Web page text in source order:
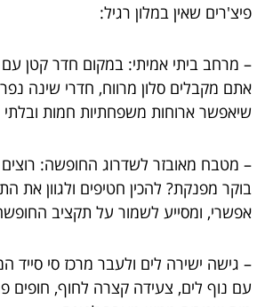
פיצ'רים שאין במלון רגיל:
– מרחב ביתי אמיתי: במקום חדר קטן עם
אתם מקבלים סלון מרווח, חדרי שינה
שיאפשר ארוחות משפחתיות חמות
– מטבח מאובזר לשדרוג החופשה:
בוקר מפנקת? להכין חטיפים ולגוון את
אפשרי, ומסייע לשמור על תקציב
– גישה ישירה לים ולעבר מרכז סי סייד
עם נוף לים, צעידה קצרה לחוף, חופים